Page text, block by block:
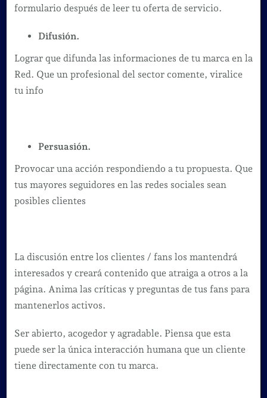
formulario después de leer tu oferta de servicio.
Difusión.
Lograr que difunda las informaciones de tu marca en la
Red. Que un profesional del sector comente, viralice
tu info
Persuasión.
Provocar una acción respondiendo a tu propuesta. Que
tus mayores seguidores en las redes sociales sean
posibles clientes
La discusión entre los clientes / fans los mantendrá
interesados y creará contenido que atraiga a otros a la
página. Anima las críticas y preguntas de tus fans para
mantenerlos activos.
Ser abierto, acogedor y agradable. Piensa que esta
puede ser la única interacción humana que un cliente
tiene directamente con tu marca.